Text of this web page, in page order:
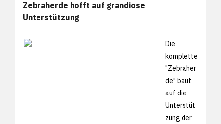
Zebraherde hofft auf grandiose
Unterstützung
Die
komplette
"Zebraher
de" baut
auf die
Unterstüt
zung der